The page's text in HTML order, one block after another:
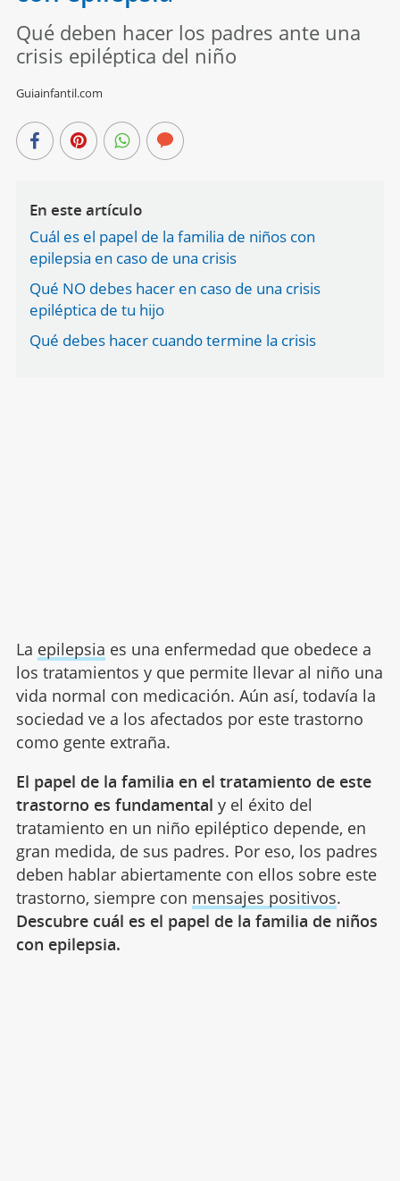
Qué deben hacer los padres ante una
crisis epiléptica del niño
Guiainfantil.com
En este artículo
Cuál es el papel de la familia de niños con
epilepsia en caso de una crisis
Qué NO debes hacer en caso de una crisis
epiléptica de tu hijo
Qué debes hacer cuando termine la crisis
La epilepsia es una enfermedad que obedece a
los tratamientos y que permite llevar al niño una
vida normal con medicación. Aún así, todavía la
sociedad ve a los afectados por este trastorno
como gente extraña.
El papel de la familia en el tratamiento de este
trastorno es fundamental y el éxito del
tratamiento en un niño epiléptico depende, en
gran medida, de sus padres. Por eso, los padres
deben hablar abiertamente con ellos sobre este
trastorno, siempre con mensajes positivos.
Descubre cuál es el papel de la familia de niños
con epilepsia.